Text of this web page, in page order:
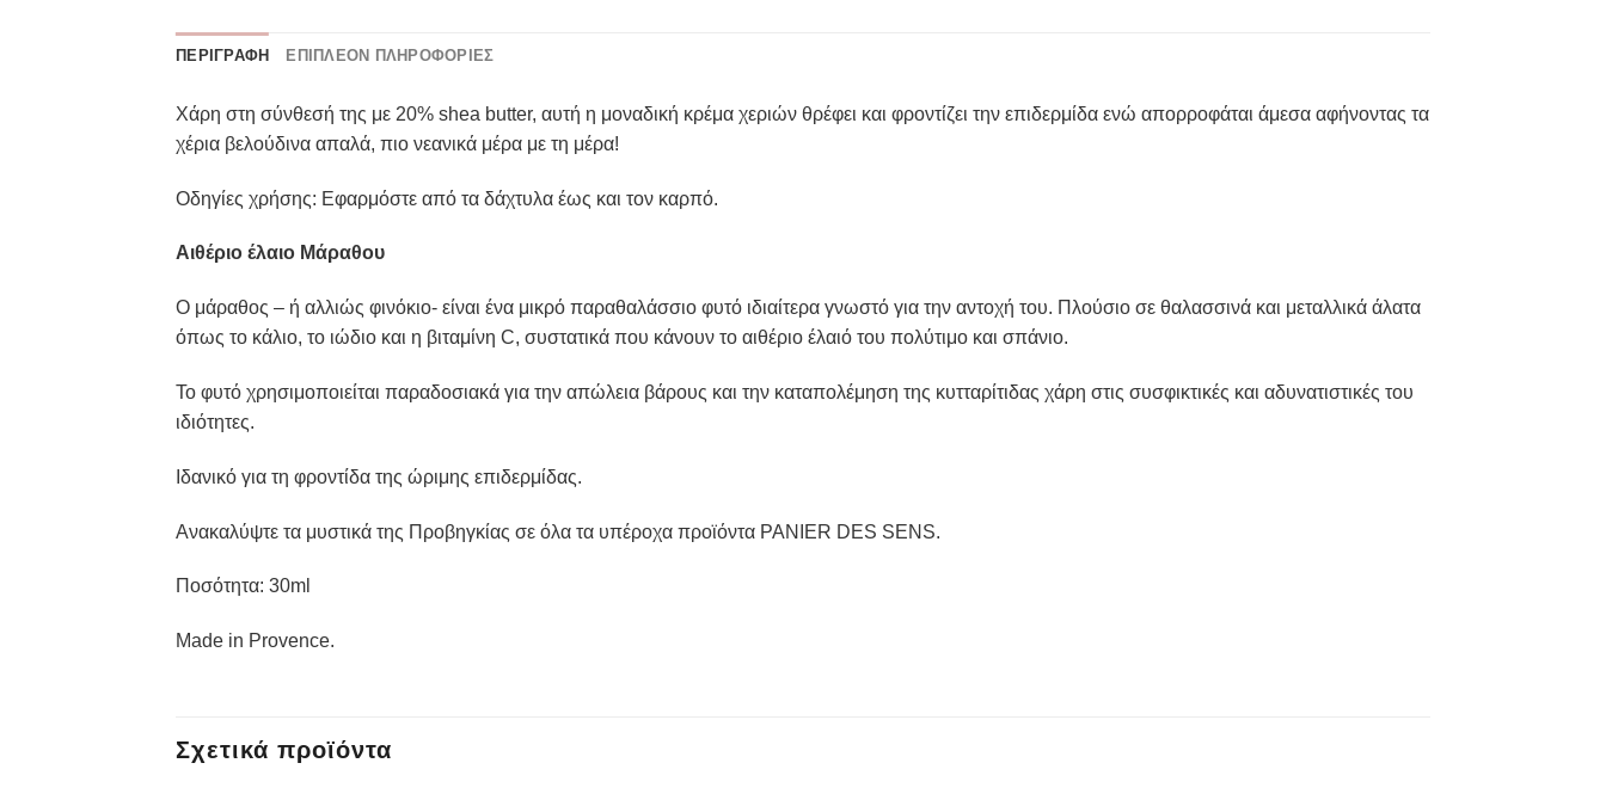
ΠΕΡΙΓΡΑΦΉ ΕΠΙΠΛΈΟΝ ΠΛΗΡΟΦΟΡΊΕΣ
Χάρη στη σύνθεσή της με 20% shea butter, αυτή η μοναδική κρέμα χεριών θρέφει και φροντίζει την επιδερμίδα ενώ απορροφάται άμεσα αφήνοντας τα
χέρια βελούδινα απαλά, πιο νεανικά μέρα με τη μέρα!
Οδηγίες χρήσης: Εφαρμόστε από τα δάχτυλα έως και τον καρπό.
Αιθέριο έλαιο Μάραθου
Ο μάραθος – ή αλλιώς φινόκιο- είναι ένα μικρό παραθαλάσσιο φυτό ιδιαίτερα γνωστό για την αντοχή του. Πλούσιο σε θαλασσινά και μεταλλικά άλατα
όπως το κάλιο, το ιώδιο και η βιταμίνη C, συστατικά που κάνουν το αιθέριο έλαιό του πολύτιμο και σπάνιο.
Το φυτό χρησιμοποιείται παραδοσιακά για την απώλεια βάρους και την καταπολέμηση της κυτταρίτιδας χάρη στις συσφικτικές και αδυνατιστικές του
ιδιότητες.
Ιδανικό για τη φροντίδα της ώριμης επιδερμίδας.
Ανακαλύψτε τα μυστικά της Προβηγκίας σε όλα τα υπέροχα προϊόντα PANIER DES SENS.
Ποσότητα: 30ml
Μade in Provence.
Σχετικά προϊόντα